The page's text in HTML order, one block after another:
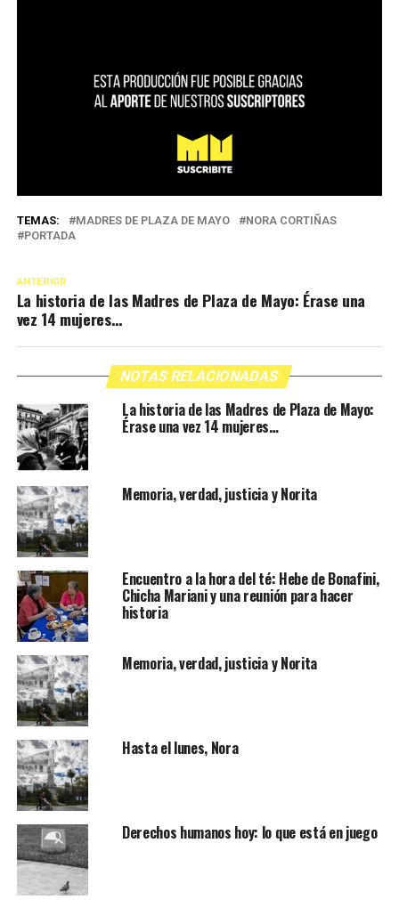
TEMAS: MADRES DE PLAZA DE MAYO
NORA CORTIÑAS
PORTADA
ANTERIOR
La historia de las Madres de Plaza de Mayo: Érase una
vez 14 mujeres…
NOTAS RELACIONADAS
La historia de las Madres de Plaza de Mayo:
Érase una vez 14 mujeres…
Memoria, verdad, justicia y Norita
Encuentro a la hora del té: Hebe de Bonafini,
Chicha Mariani y una reunión para hacer
historia
Memoria, verdad, justicia y Norita
Hasta el lunes, Nora
Derechos humanos hoy: lo que está en juego